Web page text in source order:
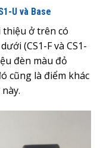
U và Base
thiệu ở trên có
(CS1-F và CS1-
đèn màu đỏ
cũng là điểm khác